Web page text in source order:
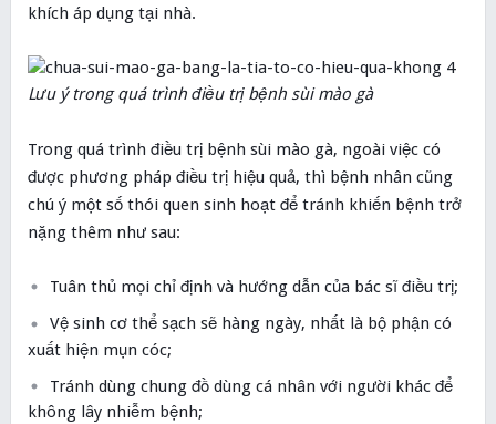
khích áp dụng tại nhà.
Lưu ý trong quá trình điều trị bệnh sùi mào gà
Trong quá trình điều trị bệnh sùi mào gà, ngoài việc có
được phương pháp điều trị hiệu quả, thì bệnh nhân cũng
chú ý một số thói quen sinh hoạt để tránh khiến bệnh trở
nặng thêm như sau:
Tuân thủ mọi chỉ định và hướng dẫn của bác sĩ điều trị;
Vệ sinh cơ thể sạch sẽ hàng ngày, nhất là bộ phận có
xuất hiện mụn cóc;
Tránh dùng chung đồ dùng cá nhân với người khác để
không lây nhiễm bệnh;